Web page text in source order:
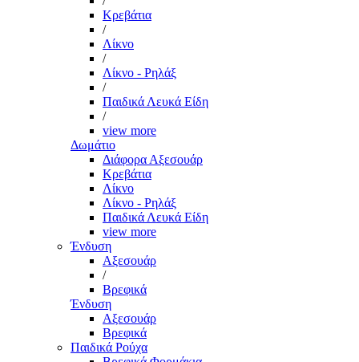
Κρεβάτια
/
Λίκνο
/
Λίκνο - Ρηλάξ
/
Παιδικά Λευκά Είδη
/
view more
Δωμάτιο
Διάφορα Αξεσουάρ
Κρεβάτια
Λίκνο
Λίκνο - Ρηλάξ
Παιδικά Λευκά Είδη
view more
Ένδυση
Αξεσουάρ
/
Βρεφικά
Ένδυση
Αξεσουάρ
Βρεφικά
Παιδικά Ρούχα